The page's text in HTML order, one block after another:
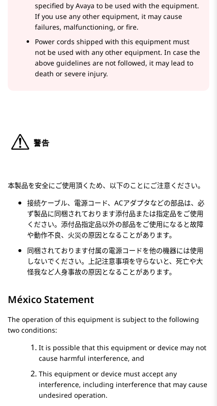
specified by Avaya to be used with the equipment.
If you use any other equipment, it may cause
failures, malfunctioning, or fire.
Power cords shipped with this equipment must
not be used with any other equipment. In case the
above guidelines are not followed, it may lead to
death or severe injury.
本製品を安全にご使用頂くため、以下のことにご注意ください。
接続ケーブル、電源コード、ACアダプタなどの部品は、必
ず製品に同梱されております添付品または指定品をご使用
ください。添付品指定品以外の部品をご使用になると故障
や動作不良、火災の原因となることがあります。
同梱されております付属の電源コードを他の機器には使用
しないでください。上記注意事項を守らないと、死亡や大
怪我など人身事故の原因となることがあります。
México Statement
The operation of this equipment is subject to the following
two conditions:
It is possible that this equipment or device may not
cause harmful interference, and
This equipment or device must accept any
interference, including interference that may cause
undesired operation.